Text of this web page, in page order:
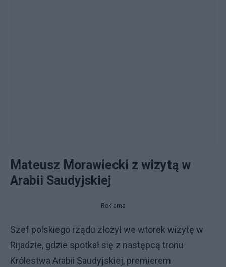
Mateusz Morawiecki z wizytą w
Arabii Saudyjskiej
Reklama
Szef polskiego rządu złożył we wtorek wizytę w
Rijadzie, gdzie spotkał się z następcą tronu
Królestwa Arabii Saudyjskiej, premierem